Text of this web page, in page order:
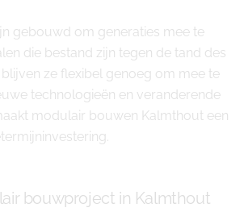
gebouwd om generaties mee te
die bestand zijn tegen de tand des
ze flexibel genoeg om mee te
technologieën en veranderende
modulair bouwen Kalmthout een
bouwproject in Kalmthout